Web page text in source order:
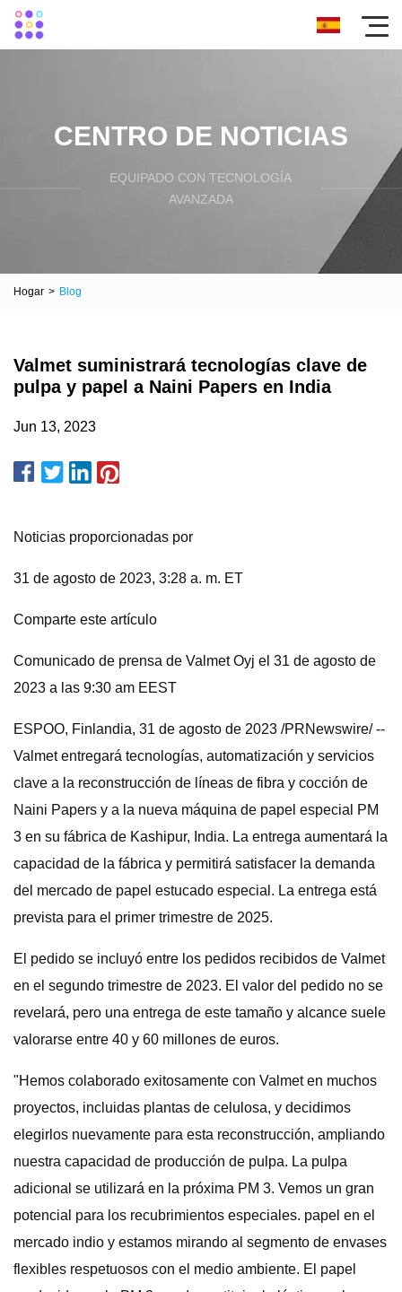
CENTRO DE NOTICIAS
EQUIPADO CON TECNOLOGÍA
AVANZADA
Hogar > Blog
Valmet suministrará tecnologías clave de
pulpa y papel a Naini Papers en India
Jun 13, 2023
Noticias proporcionadas por
31 de agosto de 2023, 3:28 a. m. ET
Comparte este artículo
Comunicado de prensa de Valmet Oyj el 31 de agosto de
2023 a las 9:30 am EEST
ESPOO, Finlandia, 31 de agosto de 2023 /PRNewswire/ --
Valmet entregará tecnologías, automatización y servicios
clave a la reconstrucción de líneas de fibra y cocción de
Naini Papers y a la nueva máquina de papel especial PM
3 en su fábrica de Kashipur, India. La entrega aumentará la
capacidad de la fábrica y permitirá satisfacer la demanda
del mercado de papel estucado especial. La entrega está
prevista para el primer trimestre de 2025.
El pedido se incluyó entre los pedidos recibidos de Valmet
en el segundo trimestre de 2023. El valor del pedido no se
revelará, pero una entrega de este tamaño y alcance suele
valorarse entre 40 y 60 millones de euros.
"Hemos colaborado exitosamente con Valmet en muchos
proyectos, incluidas plantas de celulosa, y decidimos
elegirlos nuevamente para esta reconstrucción, ampliando
nuestra capacidad de producción de pulpa. La pulpa
adicional se utilizará en la próxima PM 3. Vemos un gran
potencial para los recubrimientos especiales. papel en el
mercado indio y estamos mirando al segmento de envases
flexibles respetuosos con el medio ambiente. El papel